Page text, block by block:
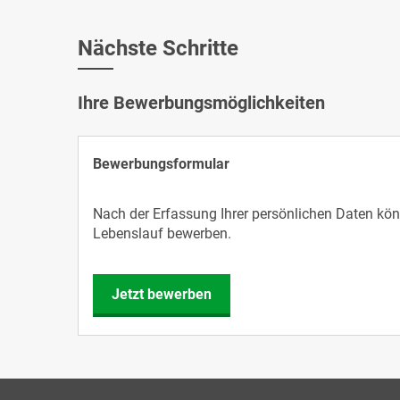
Nächste Schritte
Ihre Bewerbungsmöglichkeiten
Bewerbungsformular
Nach der Erfassung Ihrer persönlichen Daten
Lebenslauf bewerben.
Jetzt bewerben